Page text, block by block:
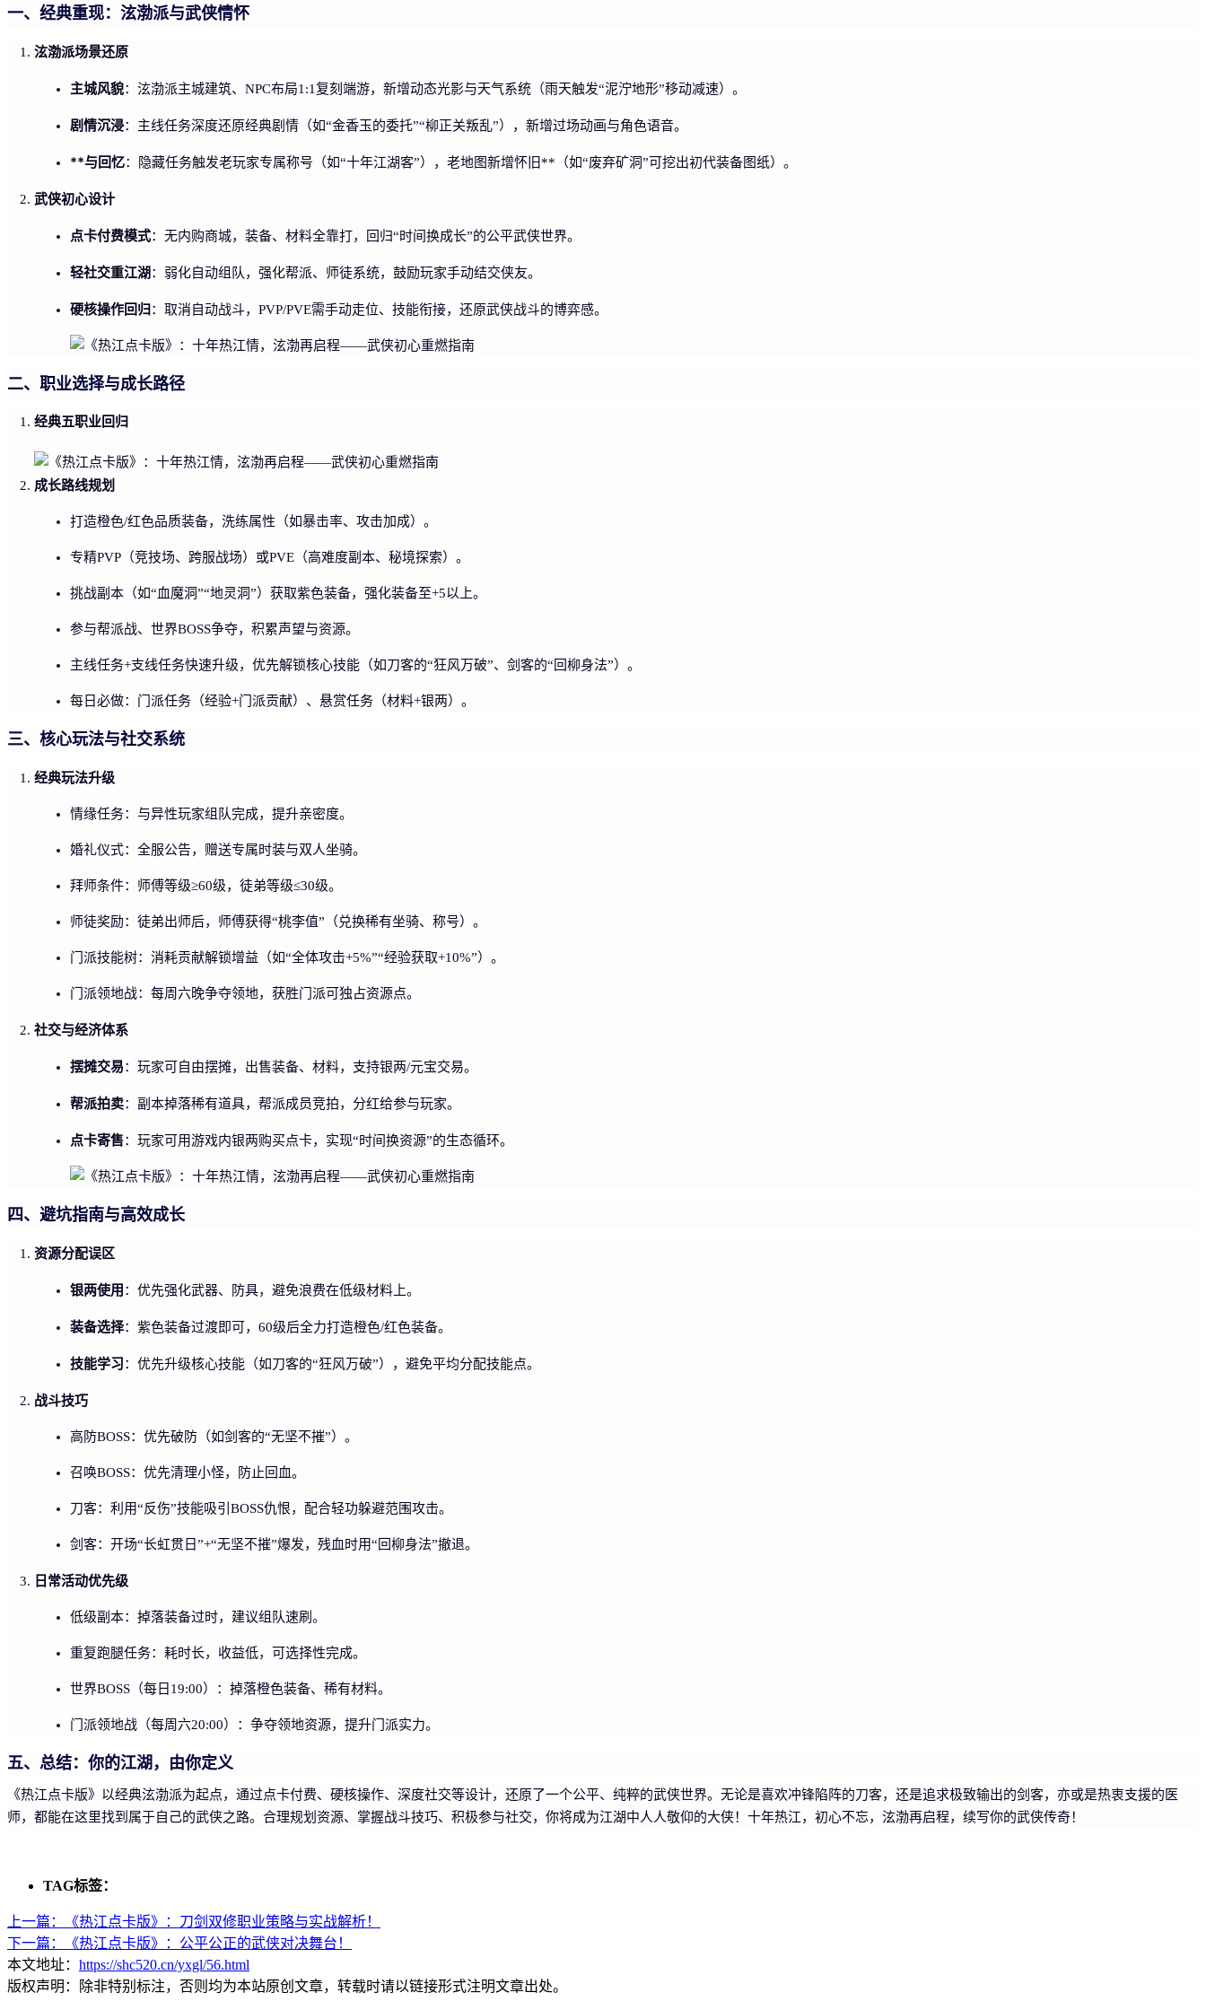
一、经典重现：泫渤派与武侠情怀
泫渤派场景还原
主城风貌：泫渤派主城建筑、NPC布局1:1复刻端游，新增动态光影与天气系统（雨天触发“泥泞地形”移动减速）。
剧情沉浸：主线任务深度还原经典剧情（如“金香玉的委托”“柳正关叛乱”），新增过场动画与角色语音。
**与回忆：隐藏任务触发老玩家专属称号（如“十年江湖客”），老地图新增怀旧**（如“废弃矿洞”可挖出初代装备图纸）。
武侠初心设计
点卡付费模式：无内购商城，装备、材料全靠打，回归“时间换成长”的公平武侠世界。
轻社交重江湖 ：弱化自动组队，强化帮派、师徒系统，鼓励玩家手动结交侠友。
硬核操作回归：取消自动战斗，PVP/PVE需手动走位、技能衔接，还原武侠战斗的博弈感。
二、职业选择与成长路径
经典五职业回归
成长路线规划
打造橙色/红色品质装备，洗练属性（如暴击率、攻击加成）。
专精PVP（竞技场、跨服战场）或PVE（高难度副本、秘境探索）。
挑战副本（如“血魔洞”“地灵洞”）获取紫色装备，强化装备至+5以上。
参与帮派战、世界BOSS争夺，积累声望与资源。
主线任务+支线任务快速升级，优先解锁核心技能（如刀客的“狂风万破”、剑客的“回柳身法”）。
每日必做：门派任务（经验+门派贡献）、悬赏任务（材料+银两）。
三、核心玩法与社交系统
经典玩法升级
情缘任务：与异性玩家组队完成，提升亲密度。
婚礼仪式：全服公告，赠送专属时装与双人坐骑。
拜师条件：师傅等级≥60级，徒弟等级≤30级。
师徒奖励：徒弟出师后，师傅获得“桃李值”（兑换稀有坐骑、称号）。
门派技能树：消耗贡献解锁增益（如“全体攻击+5%”“经验获取+10%”）。
门派领地战：每周六晚争夺领地，获胜门派可独占资源点。
社交与经济体系
摆摊交易：玩家可自由摆摊，出售装备、材料，支持银两/元宝交易。
帮派拍卖：副本掉落稀有道具，帮派成员竞拍，分红给参与玩家。
点卡寄售：玩家可用游戏内银两购买点卡，实现“时间换资源”的生态循环。
四、避坑指南与高效成长
资源分配误区
银两使用 ：优先强化武器、防具，避免浪费在低级材料上。
装备选择：紫色装备过渡即可，60级后全力打造橙色/红色装备。
技能学习：优先升级核心技能（如刀客的“狂风万破”），避免平均分配技能点。
战斗技巧
高防BOSS：优先破防（如剑客的“无坚不摧”）。
召唤BOSS：优先清理小怪，防止回血。
刀客：利用“反伤”技能吸引BOSS仇恨，配合轻功躲避范围攻击。
剑客：开场“长虹贯日”+“无坚不摧”爆发，残血时用“回柳身法”撤退。
日常活动优先级
低级副本：掉落装备过时，建议组队速刷。
重复跑腿任务：耗时长，收益低，可选择性完成。
世界BOSS（每日19:00）：掉落橙色装备、稀有材料。
门派领地战（每周六20:00）：争夺领地资源，提升门派实力。
五、总结：你的江湖，由你定义
《热江点卡版》以经典泫渤派为起点，通过点卡付费、硬核操作、深度社交等设计，还原了一个公平、纯粹的武侠世界。无论是喜欢冲锋陷阵的刀客，还是追求极致输出的剑客，亦或是热衷支援的医
师，都能在这里找到属于自己的武侠之路。合理规划资源、掌握战斗技巧、积极参与社交，你将成为江湖中人人敬仰的大侠！十年热江，初心不忘，泫渤再启程，续写你的武侠传奇！
TAG标签：
上一篇：
《热江点卡版》：刀剑双修职业策略与实战解析！
下一篇：
《热江点卡版》：公平公正的武侠对决舞台！
本文地址： https://shc520.cn/yxgl/56.html
版权声明：除非特别标注，否则均为本站原创文章，转载时请以链接形式注明文章出处。